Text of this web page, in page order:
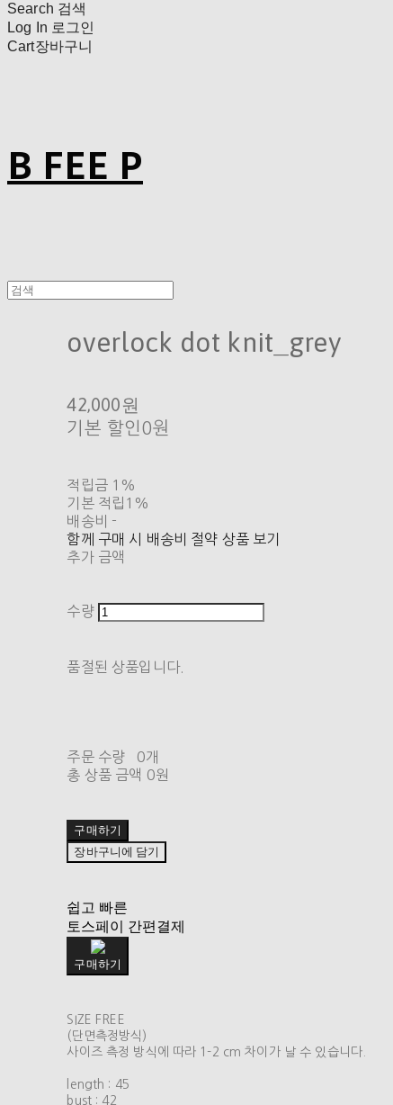
Search 검색
Log In 로그인
Cart장바구니
B FEE P
overlock dot knit_grey
42,000원
기본 할인 0원
적립금 1%
기본 적립 1%
배송비 -
함께 구매 시 배송비 절약 상품 보기
추가 금액
수량
품절된 상품입니다.
주문 수량
0개
총 상품 금액 0원
구매하기
장바구니에 담기
쉽고 빠른
토스페이 간편결제
구매하기
SIZE FREE
(단면측정방식)
사이즈 측정 방식에 따라 1-2 cm 차이가 날 수 있습니다.
length : 45
bust : 42